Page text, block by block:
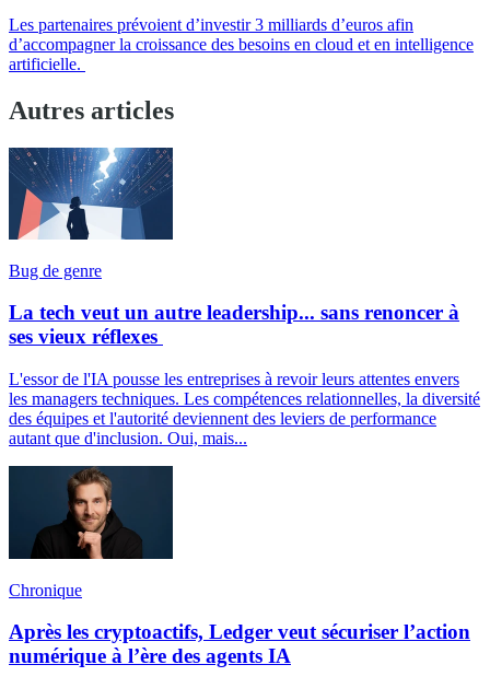
Les partenaires prévoient d’investir 3 milliards d’euros afin
d’accompagner la croissance des besoins en cloud et en intelligence
artificielle.
Autres articles
Bug de genre
La tech veut un autre leadership... sans renoncer à
ses vieux réflexes
L'essor de l'IA pousse les entreprises à revoir leurs attentes envers
les managers techniques. Les compétences relationnelles, la diversité
des équipes et l'autorité deviennent des leviers de performance
autant que d'inclusion. Oui, mais...
Chronique
Après les cryptoactifs, Ledger veut sécuriser l’action
numérique à l’ère des agents IA